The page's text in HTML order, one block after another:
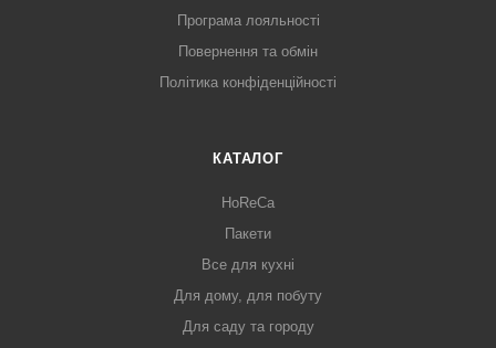
Програма лояльності
Повернення та обмін
Політика конфіденційності
КАТАЛОГ
HoReCa
Пакети
Все для кухні
Для дому, для побуту
Для саду та городу